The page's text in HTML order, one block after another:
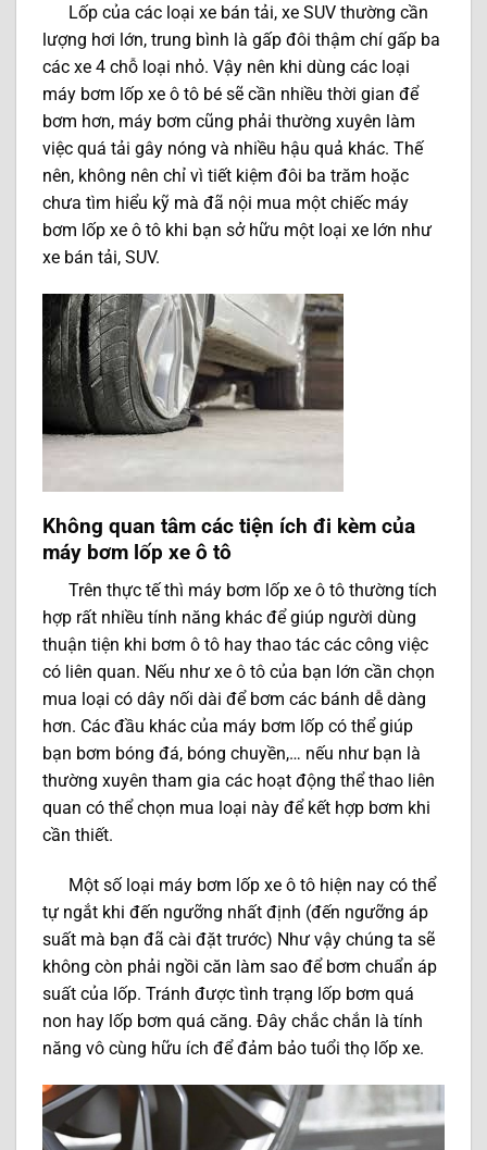
Lốp của các loại xe bán tải, xe SUV thường cần
lượng hơi lớn, trung bình là gấp đôi thậm chí gấp ba
các xe 4 chỗ loại nhỏ. Vậy nên khi dùng các loại
máy bơm lốp xe ô tô bé sẽ cần nhiều thời gian để
bơm hơn, máy bơm cũng phải thường xuyên làm
việc quá tải gây nóng và nhiều hậu quả khác. Thế
nên, không nên chỉ vì tiết kiệm đôi ba trăm hoặc
chưa tìm hiểu kỹ mà đã nội mua một chiếc máy
bơm lốp xe ô tô khi bạn sở hữu một loại xe lớn như
xe bán tải, SUV.
Không quan tâm các tiện ích đi kèm của
máy bơm lốp xe ô tô
Trên thực tế thì máy bơm lốp xe ô tô thường tích
hợp rất nhiều tính năng khác để giúp người dùng
thuận tiện khi bơm ô tô hay thao tác các công việc
có liên quan. Nếu như xe ô tô của bạn lớn cần chọn
mua loại có dây nối dài để bơm các bánh dễ dàng
hơn. Các đầu khác của máy bơm lốp có thể giúp
bạn bơm bóng đá, bóng chuyền,… nếu như bạn là
thường xuyên tham gia các hoạt động thể thao liên
quan có thể chọn mua loại này để kết hợp bơm khi
cần thiết.
Một số loại máy bơm lốp xe ô tô hiện nay có thể
tự ngắt khi đến ngưỡng nhất định (đến ngưỡng áp
suất mà bạn đã cài đặt trước) Như vậy chúng ta sẽ
không còn phải ngồi căn làm sao để bơm chuẩn áp
suất của lốp. Tránh được tình trạng lốp bơm quá
non hay lốp bơm quá căng. Đây chắc chắn là tính
năng vô cùng hữu ích để đảm bảo tuổi thọ lốp xe.